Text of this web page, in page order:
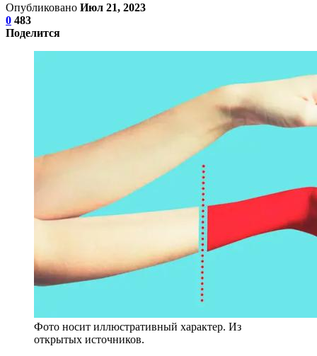
Опубликовано Июл 21, 2023
0 483
Поделится
Фото носит иллюстративный характер. Из
открытых источников.